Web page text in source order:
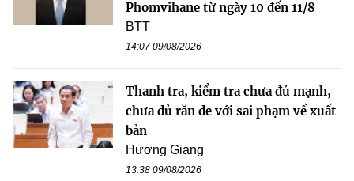
Phomvihane từ ngày 10 đến 11/8
BTT
14:07 09/08/2026
Thanh tra, kiểm tra chưa đủ mạnh,
chưa đủ răn đe với sai phạm về xuất
bản
Hương Giang
13:38 09/08/2026